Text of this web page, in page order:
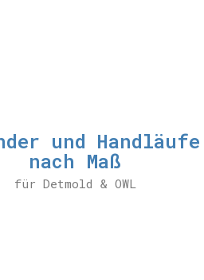
und Handläufe
nach Maß
für Detmold & OWL